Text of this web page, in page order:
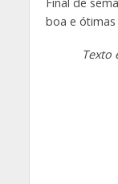
boa e ótimas
Texto